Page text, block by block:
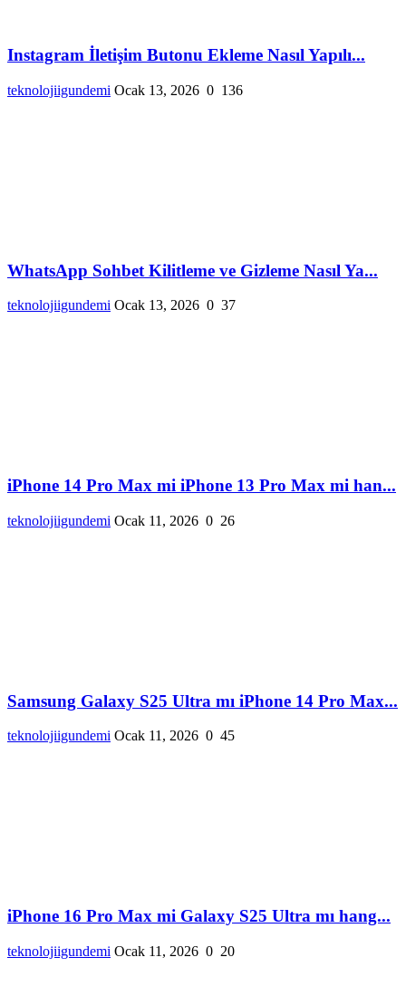
Instagram İletişim Butonu Ekleme Nasıl Yapılı...
teknolojiigundemi Ocak 13, 2026 0 136
WhatsApp Sohbet Kilitleme ve Gizleme Nasıl Ya...
teknolojiigundemi Ocak 13, 2026 0 37
iPhone 14 Pro Max mi iPhone 13 Pro Max mi han...
teknolojiigundemi Ocak 11, 2026 0 26
Samsung Galaxy S25 Ultra mı iPhone 14 Pro Max...
teknolojiigundemi Ocak 11, 2026 0 45
iPhone 16 Pro Max mi Galaxy S25 Ultra mı hang...
teknolojiigundemi Ocak 11, 2026 0 20